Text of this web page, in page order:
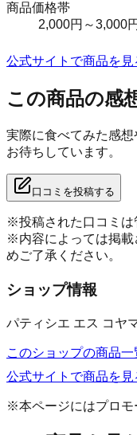
商品価格帯
2,000円～3,000
公式サイトで商品を見
この商品の感
実際に食べてみた感
お待ちしています。
口コミを投稿する
※投稿された口コミは
※内容によっては掲載
めご了承ください。
ショップ情報
パティシエ エス コ
このショップの商品一
公式サイトで商品を見
※本ページにはプロモ